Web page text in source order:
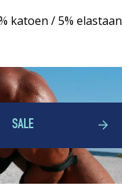
katoen / 5% elastaan
SALE